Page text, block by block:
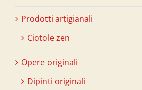
Prodotti artigianali
Ciotole zen
Opere originali
Dipinti originali